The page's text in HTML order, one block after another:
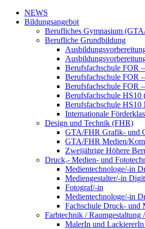
NEWS
Bildungsangebot
Berufliches Gymnasium
Berufliche Grundbildung
Berufsfachschule FOR
Berufsfachschule FOR
Berufsfachschule FOR
Berufsfachschule HS10
Berufsfachschule
Internationale
Design und Technik (FHR)
GTA/FHR Grafik- und
GTA/FHR Medien/
Zweijährige Höhere
Druck,- Medien- und
Medientechnologe/-in
Mediengestalter/-in
Fotograf/-in
Medientechnologe/-in
Fachschule Druck- und
Farbtechnik / Raumgestaltung
MalerIn und